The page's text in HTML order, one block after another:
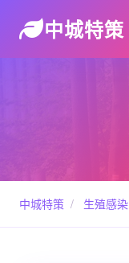
中城特策
中城特策 / 生殖感染